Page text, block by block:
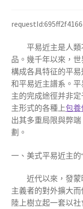
平易近主是人
品。幾千年以來，
構成各具特征的平
和平易近主譜系。
主的完成途徑并非
主形式的各種上包養
出其多重局限與弊
劃。
一、美式平易近主的
近代以來，發
主義者的對外擴大
陸上樹立起一套以